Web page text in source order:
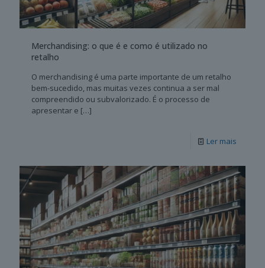
Merchandising: o que é e como é utilizado no
retalho
O merchandising é uma parte importante de um retalho
bem-sucedido, mas muitas vezes continua a ser mal
compreendido ou subvalorizado. É o processo de
apresentar e […]
Ler mais